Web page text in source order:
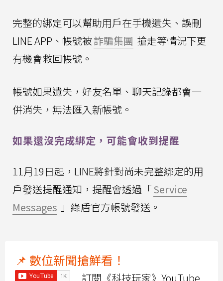
完整的綁定可以幫助用戶在手機遺失、誤刪
LINE APP、帳號被詐騙集團 搶走等情況下更
有機會救回帳號。
帳號如果遺失，好友名單、聊天記錄都會一
併消失，無法匯入新帳號。
如果還沒完成綁定，可能會收到提醒
11月19日起，LINE將針對尚未完整綁定的用
戶發送提醒通知，提醒會透過「Service
Messages 」綠盾官方帳號發送。
📌 數位新聞搶鮮看！
訂閱《科技玩家》YouTube